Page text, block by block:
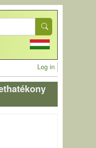
User
Log in